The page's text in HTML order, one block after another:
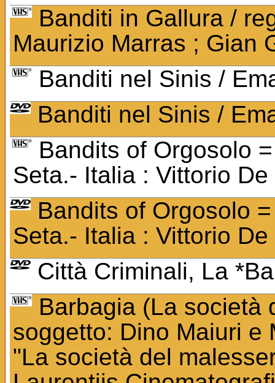
Banditi in Gallura /
Maurizio Marras ; Gian
Banditi nel Sinis /
Banditi nel Sinis /
Bandits of Orgosolo
Seta.- Italia : Vittorio
Bandits of Orgosolo
Seta.- Italia : Vittorio
Città Criminali, La
Barbagia (La società
soggetto: Dino Maiuri e
"La società del